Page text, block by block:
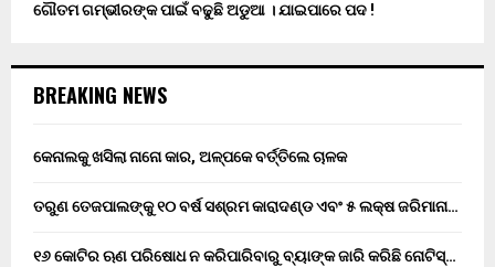
ଗୌତମ ଗମ୍ଭୀରଙ୍କ ପାଇଁ ବଢୁଛି ଅଡୁଆ । ଯାଇପାରେ ପଦ !
BREAKING NEWS
କେନାଲକୁ ଖସିଲା ନାନୋ କାର, ଅଳ୍ପକେ ବର୍ତ୍ତିଲେ ଚାଳକ
ତରୁଣ ତେଜପାଲଙ୍କୁ ୧୦ ବର୍ଷ ସଶ୍ରମ କାରାଦଣ୍ଡ ଏବଂ ₹୫ ଲକ୍ଷ ଜରିମାନା…
୧୬ କୋଟିର ଋଣ ପରିଷୋଧ ନ କରିପାରିବାରୁ ବ୍ୟାଙ୍କ ଜାରି କରିଛି ନୋଟିସ୍…